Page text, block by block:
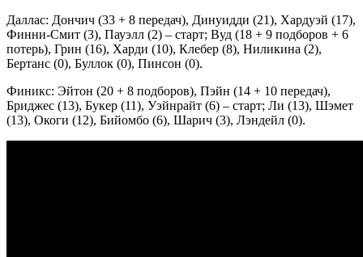
Даллас: Дончич (33 + 8 передач), Динуидди (21), Хардуэй (17),
Финни-Смит (3), Пауэлл (2) – старт; Вуд (18 + 9 подборов + 6
потерь), Грин (16), Харди (10), Клебер (8), Ниликина (2),
Бертанс (0), Буллок (0), Пинсон (0).
Финикс: Эйтон (20 + 8 подборов), Пэйн (14 + 10 передач),
Бриджес (13), Букер (11), Уэйнрайт (6) – старт; Ли (13), Шэмет
(13), Окоги (12), Бийомбо (6), Шарич (3), Лэндейл (0).